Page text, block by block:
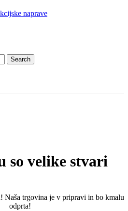
naprave
Search
so velike stvari
Naša trgovina je v pripravi in ​​bo kmalu
odprta!